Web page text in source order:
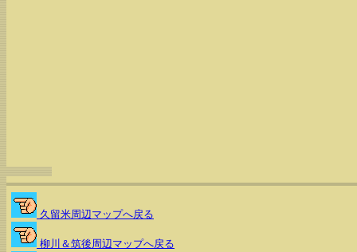
久留米周辺マップへ戻る
柳川＆筑後周辺マップへ戻る